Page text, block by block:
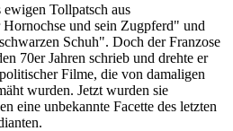
Tollpatsch aus
und sein Zugpferd" und
Schuh". Doch der Franzose
70er Jahren schrieb und drehte er
Filme, die von damaligen
wurden. Jetzt wurden sie
eine unbekannte Facette des letzten